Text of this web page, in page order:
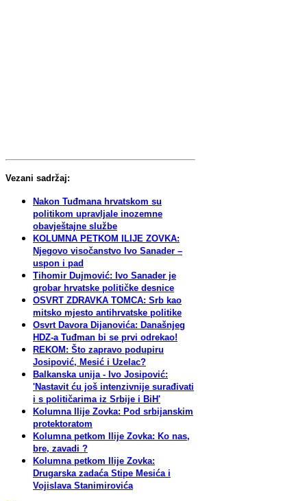
Vezani sadržaj:
Nakon Tuđmana hrvatskom su
politikom upravljale inozemne
obavještajne službe
KOLUMNA PETKOM ILIJE ZOVKA:
Njegovo visočanstvo Ivo Sanader –
uspon i pad
Tihomir Dujmović: Ivo Sanader je
grobar hrvatske političke desnice
OSVRT ZDRAVKA TOMCA: Srb kao
mitsko mjesto antihrvatske politike
Osvrt Davora Dijanovića: Današnjeg
HDZ-a Tuđman bi se prvi odrekao!
REKOM: Što zapravo podupiru
Josipović, Mesić i Uzelac?
Balkanska unija - Ivo Josipović:
'Nastavit ću još intenzivnije surađivati
i s političarima iz Srbije i BiH'
Kolumna Ilije Zovka: Pod srbijanskim
protektoratom
Kolumna petkom Ilije Zovka: Ko nas,
bre, zavadi ?
Kolumna petkom Ilije Zovka:
Drugarska zadaća Stipe Mesića i
Vojislava Stanimirovića